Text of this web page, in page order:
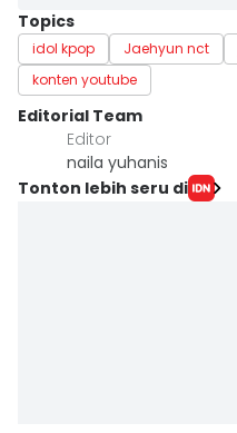
Topics
idol kpop Jaehyun nct
konten youtube
Editorial Team
Editor
naila yuhanis
Tonton lebih seru di